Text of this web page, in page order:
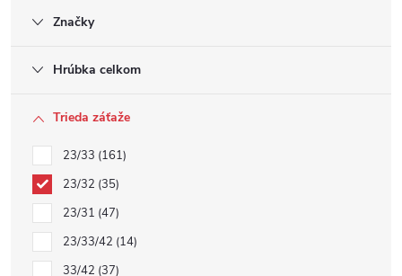
Značky
Hrúbka celkom
Trieda záťaže
23/33 161
23/32 35
23/31 47
23/33/42 14
33/42 37